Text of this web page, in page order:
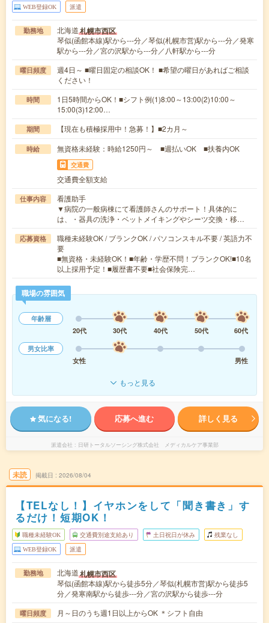
WEB登録OK 派遣
勤務地 北海道札幌市西区
琴似(函館本線)駅から---分／琴似(札幌市営)駅から---分／発寒
駅から---分／宮の沢駅から---分／八軒駅から---分
曜日頻度
週4日～ ■曜日固定の相談OK！ ■希望の曜日があればご相談
ください！
時間
1日5時間からOK！■シフト例(1)8:00～13:00(2)10:00～
15:00(3)12:00…
期間 【現在も積極採用中！急募！】■2カ月～
時給 無資格未経験：時給1250円～ ■週払いOK ■扶養内OK
交通費
交通費全額支給
仕事内容
看護助手
▼病院の一般病棟にて看護師さんのサポート！具体的に
は、・器具の洗浄・ベットメイキングやシーツ交換・移…
応募資格
職種未経験OK / ブランクOK / パソコンスキル不要 / 英語力不
要
■無資格・未経験OK！■年齢・学歴不問！ブランクOK!■10名
以上採用予定！■履歴書不要■社会保険完…
職場の雰囲気
年齢層
20代
30代 40代 50代
60代
男女比率
女性
男性
もっと見る
気になる! 応募へ進む 詳しく見る
派遣会社 日研トータルソーシング株式会社 メディカルケア事業部
未読 掲載日 2026/08/04
【TELなし！】イヤホンをして「聞き書き」す
るだけ！短期OK！
職種未経験OK 交通費別途支給あり 土日祝日が休み 残業なし
WEB登録OK 派遣
勤務地 北海道札幌市西区
琴似(函館本線)駅から徒歩5分／琴似(札幌市営)駅から徒歩5
分／発寒南駅から徒歩---分／宮の沢駅から徒歩---分
曜日頻度 月～日のうち週1日以上からOK ＊シフト自由